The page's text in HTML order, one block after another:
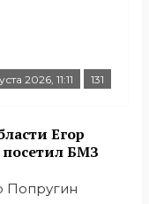
2026, 11:11 131
Егор
БМЗ
Попругин